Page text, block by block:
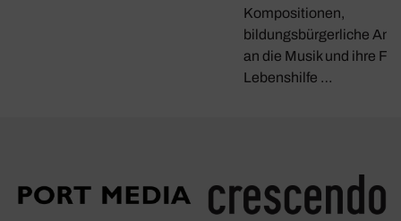
Kompositionen,
bildungsbürgerliche
an die Musik und ihre
Lebenshilfe …